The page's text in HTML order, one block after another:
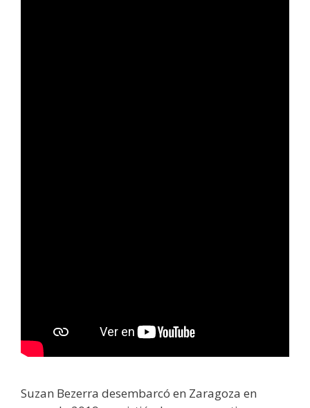
Suzan Bezerra desembarcó en Zaragoza en